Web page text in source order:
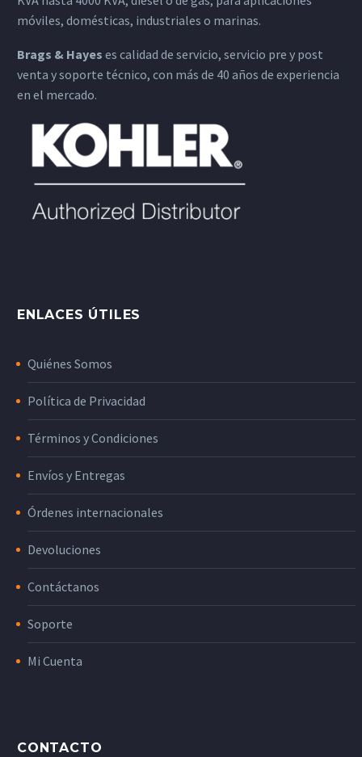
móviles, domésticas, industriales o marinas.
Brags & Hayes es calidad de servicio, servicio pre y post
venta y soporte técnico, con más de 40 años de experiencia
en el mercado.
ENLACES ÚTILES
Quiénes Somos
Política de Privacidad
Términos y Condiciones
Envíos y Entregas
Órdenes internacionales
Devoluciones
Contáctanos
Soporte
Mi Cuenta
CONTACTO